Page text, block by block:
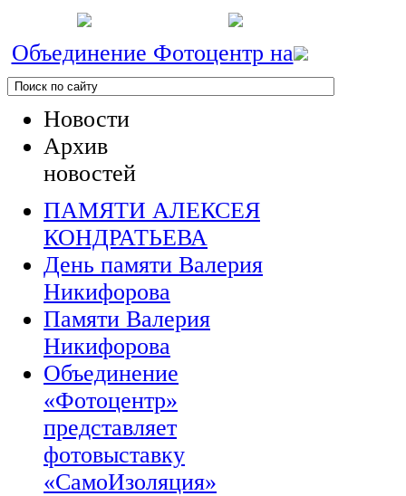
Объединение Фотоцентр на
Новости
Архив
новостей
ПАМЯТИ АЛЕКСЕЯ
КОНДРАТЬЕВА
День памяти Валерия
Никифорова
Памяти Валерия
Никифорова
Объединение
«Фотоцентр»
представляет
фотовыставку
«СамоИзоляция»